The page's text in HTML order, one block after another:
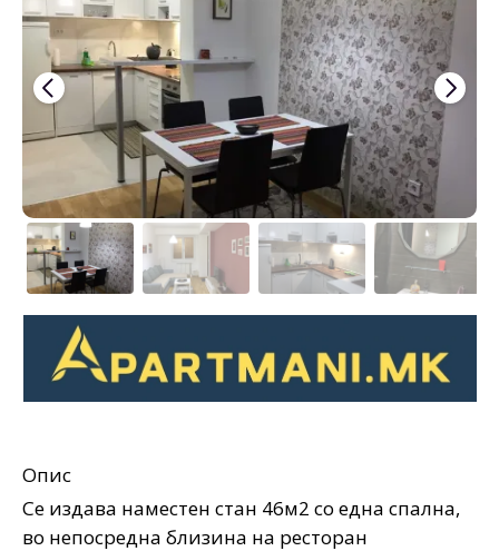
Опис
Се издава наместен стан 46м2 со една спална,
во непосредна близина на ресторан